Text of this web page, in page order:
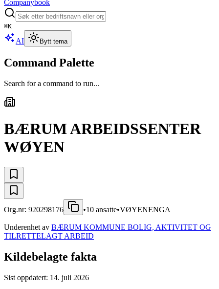
Companybook
⌘K
AI Bytt tema
Command Palette
Search for a command to run...
BÆRUM ARBEIDSSENTER
WØYEN
Org.nr: 920298176 •10 ansatte•VØYENENGA
Underenhet av BÆRUM KOMMUNE BOLIG, AKTIVITET OG
TILRETTELAGT ARBEID
Kildebelagte fakta
Sist oppdatert: 14. juli 2026